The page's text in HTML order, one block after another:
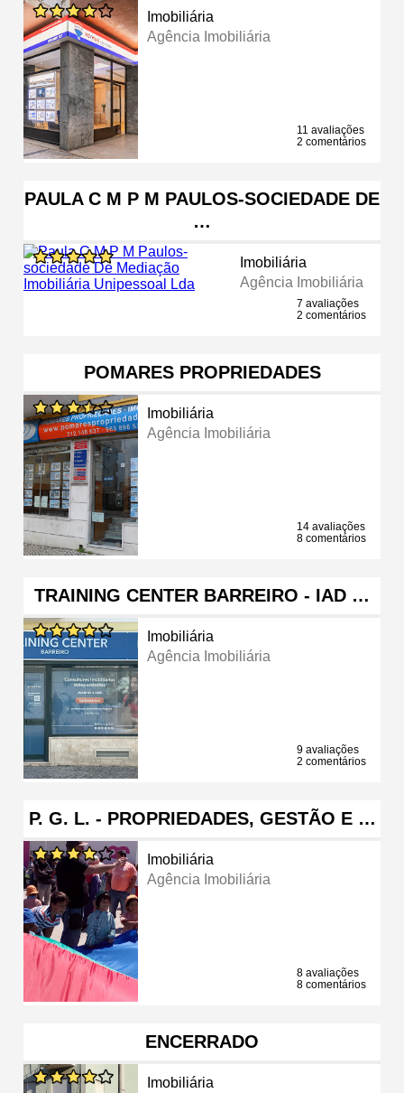
Imobiliária
Agência Imobiliária
11 avaliações
2 comentários
PAULA C M P M PAULOS-SOCIEDADE DE
…
Imobiliária
Agência Imobiliária
7 avaliações
2 comentários
POMARES PROPRIEDADES
Imobiliária
Agência Imobiliária
14 avaliações
8 comentários
TRAINING CENTER BARREIRO - IAD …
Imobiliária
Agência Imobiliária
9 avaliações
2 comentários
P. G. L. - PROPRIEDADES, GESTÃO E …
Imobiliária
Agência Imobiliária
8 avaliações
8 comentários
ENCERRADO
Imobiliária